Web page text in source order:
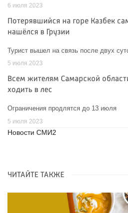
6 июля 2023
Потерявшийся на горе Казбек
нашёлся в Грузии
Турист вышел на связь после двух
5 июля 2023
Всем жителям Самарской
ходить в лес
Ограничения продлятся до 13 июля
5 июля 2023
Новости СМИ2
ЧИТАЙТЕ ТАКЖЕ